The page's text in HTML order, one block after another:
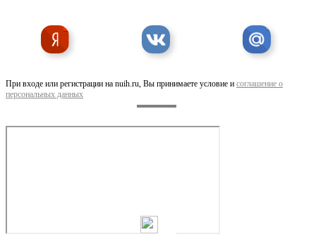
При входе или регистрации на nuih.ru, Вы принимаете условие и соглашение о
персональных данных